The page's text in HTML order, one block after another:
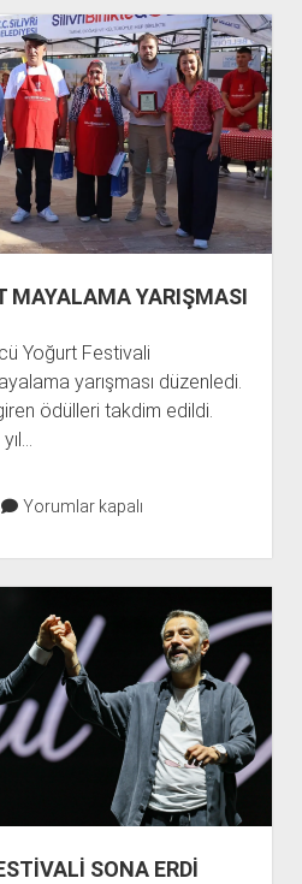
MAYALAMA YARIŞMASI
Yoğurt Festivali
yarışması düzenledi.
ödülleri takdim edildi.
Yorumlar kapalı
SONA ERDİ